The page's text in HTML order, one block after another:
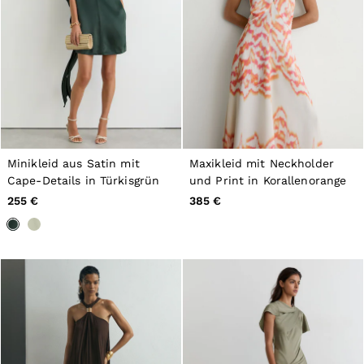
All Men's Outlet
Suits & Tailoring
Blazers
Shirts
Polo Shirts
Trousers
Jackets & Coats
T-Shirts
Shorts
Swimwear
Jeans
Knitwear
Sweats, Hoodies & Joggers
Brands Outlet
44 / XS
46 / S
48 / M
50 / L
52 / XL
54 / XXL
Minikleid aus Satin mit
Cape-Details in Türkisgrün
255 €
Maxikleid mit Neckholder
und Print in Korallenorange
385 €